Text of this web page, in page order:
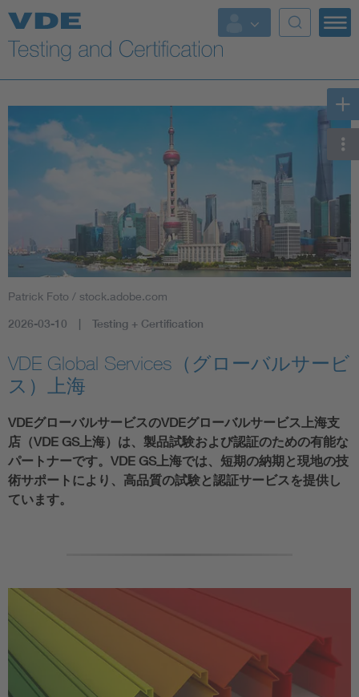
Key Topics
Patrick Foto / stock.adobe.com
2026-03-10 Testing + Certification
VDE Global Services（グローバルサービ
ス）上海
VDEグローバルサービスのVDEグローバルサービス上海支
店（VDE GS上海）は、製品試験および認証のための有能な
パートナーです。VDE GS上海では、短期の納期と現地の技
術サポートにより、高品質の試験と認証サービスを提供し
ています。